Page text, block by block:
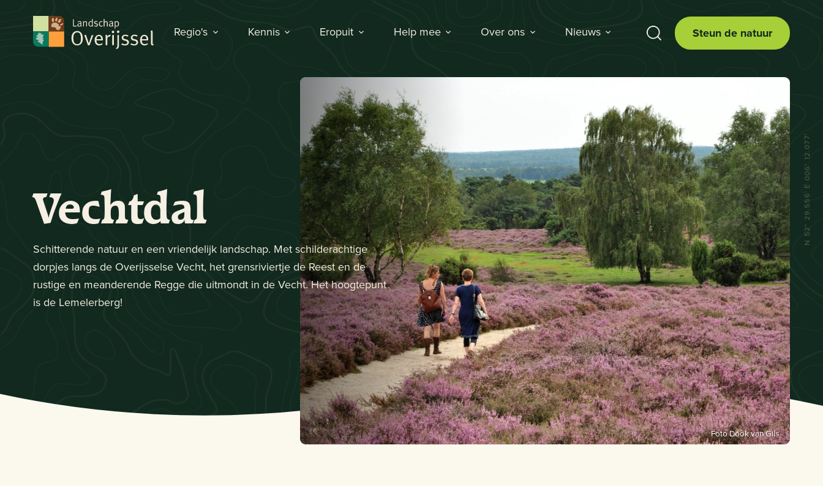
Regio's Kennis Eropuit Help mee Over ons Nieuws Steun de natuur
Vechtdal
Schitterende natuur en een vriendelijk landschap. Met schilderachtige
dorpjes langs de Overijsselse Vecht, het grensriviertje de Reest en de
rustige en meanderende Regge die uitmondt in de Vecht. Het hoogtepunt
is de Lemelerberg!
Foto Dook van Gils
N 52° 29.556' E 006° 12.077'